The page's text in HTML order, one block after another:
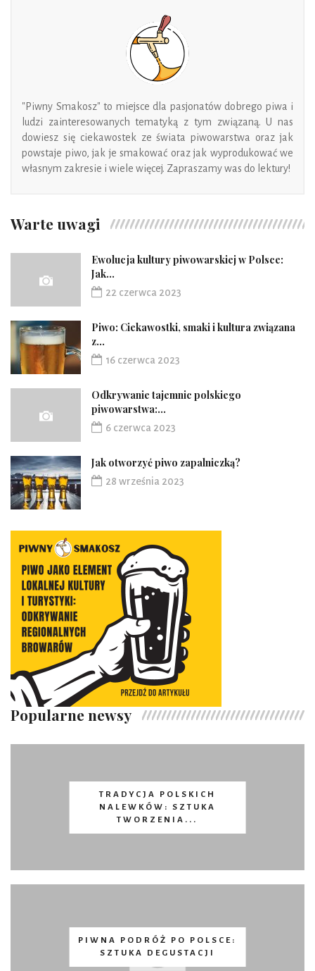
"Piwny Smakosz" to miejsce dla pasjonatów dobrego piwa i
ludzi zainteresowanych tematyką z tym związaną. U nas
dowiesz się ciekawostek ze świata piwowarstwa oraz jak
powstaje piwo, jak je smakować oraz jak wyprodukować we
własnym zakresie i wiele więcej. Zapraszamy was do lektury!
Warte uwagi
Ewolucja kultury piwowarskiej w Polsce:
Jak...
22 czerwca 2023
Piwo: Ciekawostki, smaki i kultura związana
z...
16 czerwca 2023
Odkrywanie tajemnic polskiego
piwowarstwa:...
6 czerwca 2023
Jak otworzyć piwo zapalniczką?
28 września 2023
Popularne newsy
TRADYCJA POLSKICH
NALEWKÓW: SZTUKA
TWORZENIA...
PIWNA PODRÓŻ PO POLSCE:
SZTUKA DEGUSTACJI